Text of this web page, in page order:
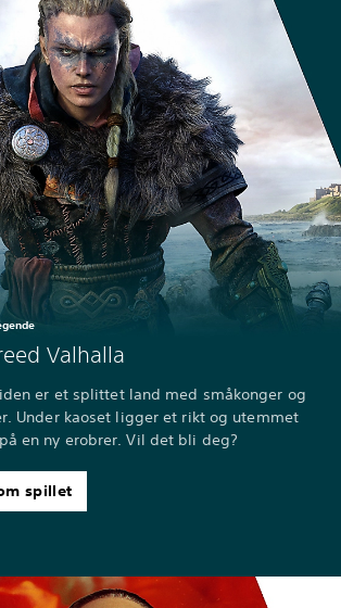
Valhalla
er et splittet land med småkonger og
Under kaoset ligger et rikt og utemmet
en ny erobrer. Vil det bli deg?
spillet